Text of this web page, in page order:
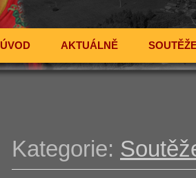
ÚVOD AKTUÁLNĚ
Kategorie: